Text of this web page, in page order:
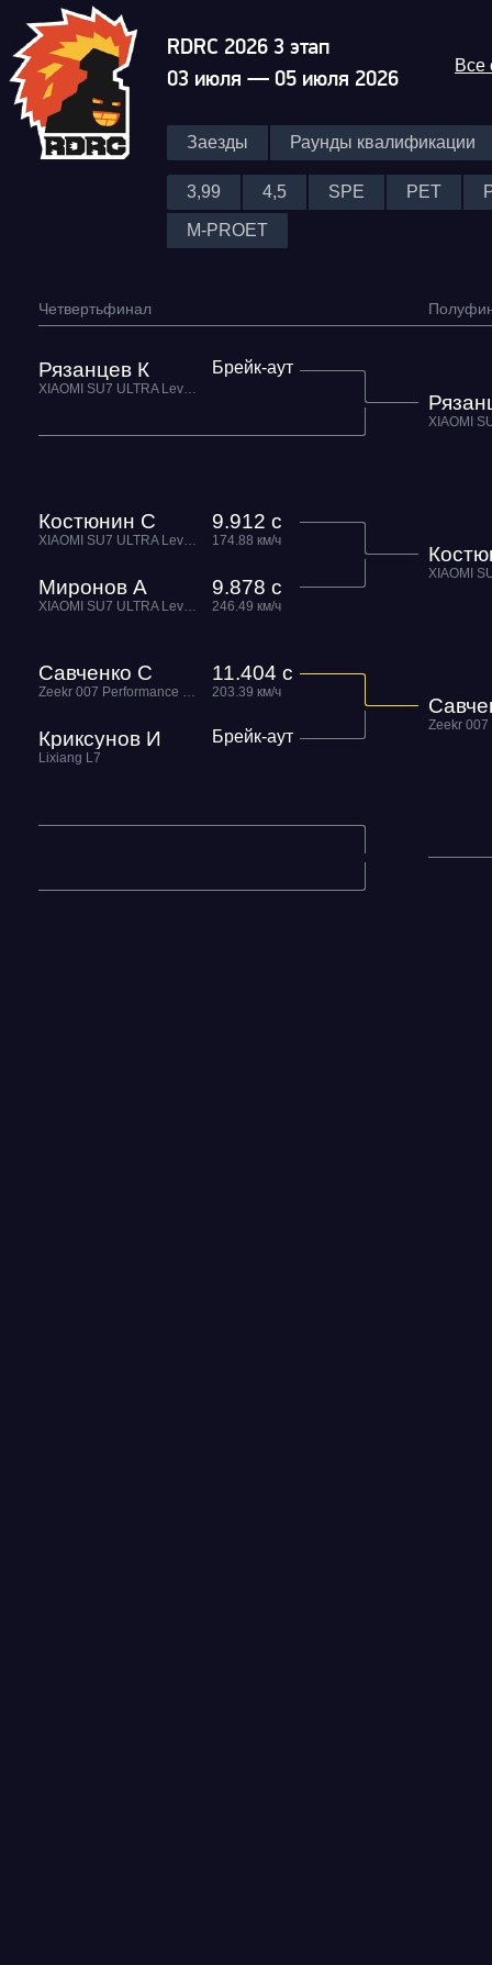
RDRC 2026 3 этап
03 июля — 05 июля 2026
Все
Заезды Раунды квалификации
3,99 4,5 SPE PET
M-PROET
Четвертьфинал
Рязанцев К
XIAOMI SU7 ULTRA Level Performance
Брейк-аут
Костюнин С
XIAOMI SU7 ULTRA Level Performance
9.912 с
174.88 км/ч
Миронов А
XIAOMI SU7 ULTRA Level Performance
9.878 с
246.49 км/ч
Савченко С
Zeekr 007 Performance Gosha Turbo Tech
11.404 с
203.39 км/ч
Криксунов И
Lixiang L7
Брейк-аут